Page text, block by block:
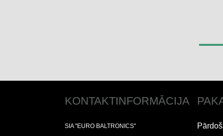
KONTAKTINFORMĀCIJA
SIA "EURO BALTRONICS"